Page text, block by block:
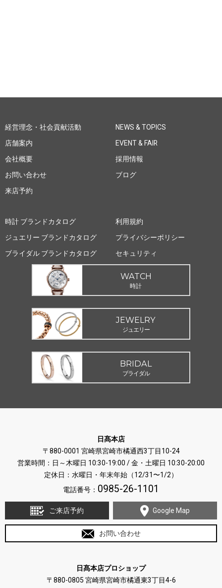
経営理念・社会貢献活動
店舗案内
会社概要
お問い合わせ
来店予約
NEWS & TOPICS
EVENT & FAIR
採用情報
ブログ
時計 ブランドカタログ
ジュエリー ブランドカタログ
ブライダル ブランドカタログ
利用規約
プライバシーポリシー
セキュリティ
WATCH
時計
JEWELRY
ジュエリー
BRIDAL
ブライダル
日髙本店
〒880-0001 宮崎県宮崎市橘通西3丁目10-24
営業時間：日～木曜日 10:30-19:00 / 金・土曜日 10:30-20:00
定休日：水曜日・年末年始（12/31〜1/2）
電話番号： 0985-26-1101
ご来店予約 Google Map
お問い合わせ
日髙本店プロショップ
〒880-0805 宮崎県宮崎市橘通東3丁目4-6